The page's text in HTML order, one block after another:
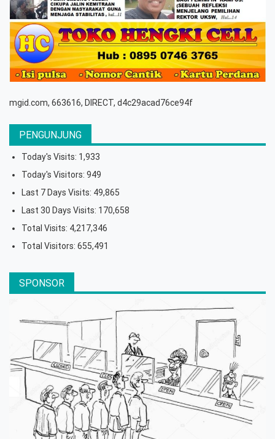
mgid.com, 663616, DIRECT, d4c29acad76ce94f
PENGUNJUNG
Today's Visits: 1,933
Today's Visitors: 949
Last 7 Days Visits: 49,865
Last 30 Days Visits: 170,658
Total Visits: 4,217,346
Total Visitors: 655,491
SPONSOR